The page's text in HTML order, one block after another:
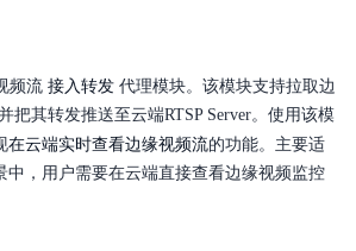
频流 接入转发 代理模块。该模块支持拉取边
把其转发推送至云端RTSP Server。使用该模
在云端实时查看边缘视频流的功能。主要适
中，用户需要在云端直接查看边缘视频监控